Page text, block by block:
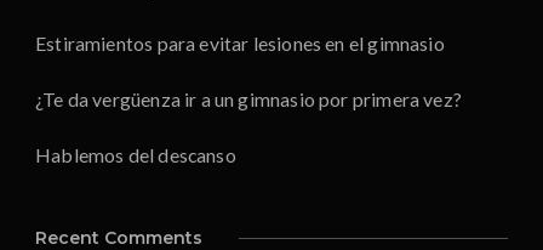
Estiramientos para evitar lesiones en el gimnasio
¿Te da vergüenza ir a un gimnasio por primera vez?
Hablemos del descanso
Recent Comments